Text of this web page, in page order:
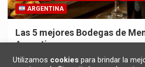
ARGENTINA
Las 5 mejores Bodegas de
Argentina
30/10/2025 Redacción
Utilizamos cookies para brindar la